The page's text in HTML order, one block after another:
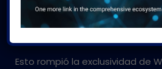
Português
protocolos necesarios y
realizar tipos de conexiones
Esto rompió la exclusividad de